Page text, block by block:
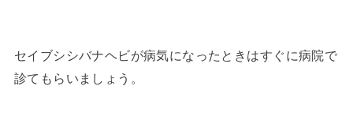
セイブシシバナヘビが病気になったときはすぐに病院で
診てもらいましょう。